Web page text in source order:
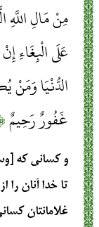
مِنْ مَالِ
عَلَى الْبِغَاءِ
الدُّنْيَا وَمَنْ
غَفُورٌ رَحِيمٌ
و كسانى كه
تا خدا آنان را
غلامانتان